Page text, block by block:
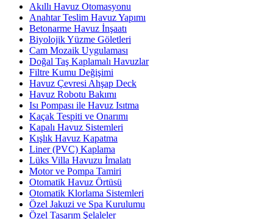
Akıllı Havuz Otomasyonu
Anahtar Teslim Havuz Yapımı
Betonarme Havuz İnşaatı
Biyolojik Yüzme Göletleri
Cam Mozaik Uygulaması
Doğal Taş Kaplamalı Havuzlar
Filtre Kumu Değişimi
Havuz Çevresi Ahşap Deck
Havuz Robotu Bakımı
Isı Pompası ile Havuz Isıtma
Kaçak Tespiti ve Onarımı
Kapalı Havuz Sistemleri
Kışlık Havuz Kapatma
Liner (PVC) Kaplama
Lüks Villa Havuzu İmalatı
Motor ve Pompa Tamiri
Otomatik Havuz Örtüsü
Otomatik Klorlama Sistemleri
Özel Jakuzi ve Spa Kurulumu
Özel Tasarım Şelaleler